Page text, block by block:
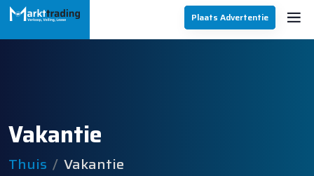
Plaats Advertentie
Vakantie
Thuis Vakantie